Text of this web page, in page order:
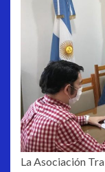
La Asociación